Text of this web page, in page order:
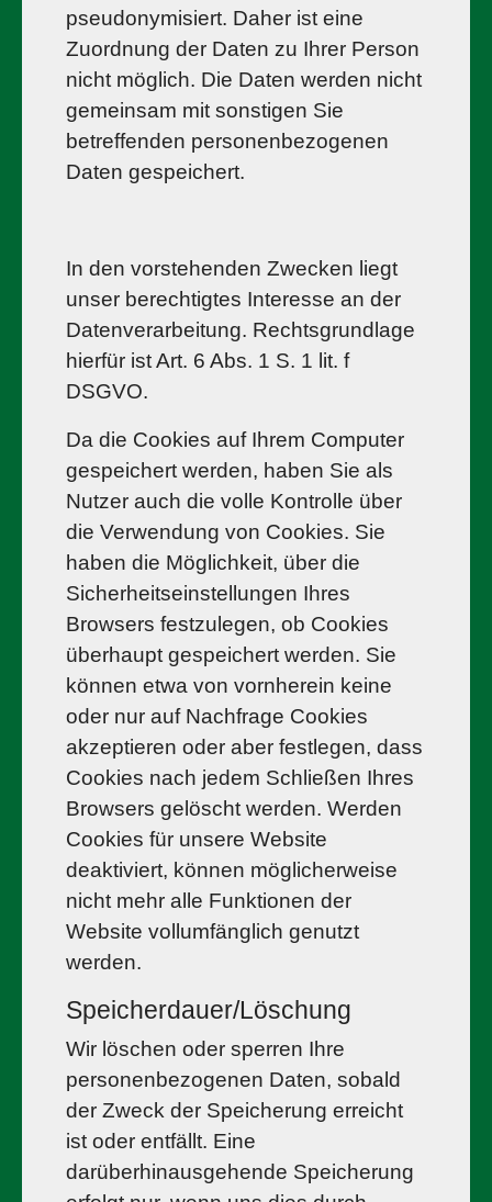
pseudonymisiert. Daher ist eine
Zuordnung der Daten zu Ihrer Person
nicht möglich. Die Daten werden nicht
gemeinsam mit sonstigen Sie
betreffenden personenbezogenen
Daten gespeichert.
In den vorstehenden Zwecken liegt
unser berechtigtes Interesse an der
Datenverarbeitung. Rechtsgrundlage
hierfür ist Art. 6 Abs. 1 S. 1 lit. f
DSGVO.
Da die Cookies auf Ihrem Computer
gespeichert werden, haben Sie als
Nutzer auch die volle Kontrolle über
die Verwendung von Cookies. Sie
haben die Möglichkeit, über die
Sicherheitseinstellungen Ihres
Browsers festzulegen, ob Cookies
überhaupt gespeichert werden. Sie
können etwa von vornherein keine
oder nur auf Nachfrage Cookies
akzeptieren oder aber festlegen, dass
Cookies nach jedem Schließen Ihres
Browsers gelöscht werden. Werden
Cookies für unsere Website
deaktiviert, können möglicherweise
nicht mehr alle Funktionen der
Website vollumfänglich genutzt
werden.
Speicherdauer/Löschung
Wir löschen oder sperren Ihre
personenbezogenen Daten, sobald
der Zweck der Speicherung erreicht
ist oder entfällt. Eine
darüberhinausgehende Speicherung